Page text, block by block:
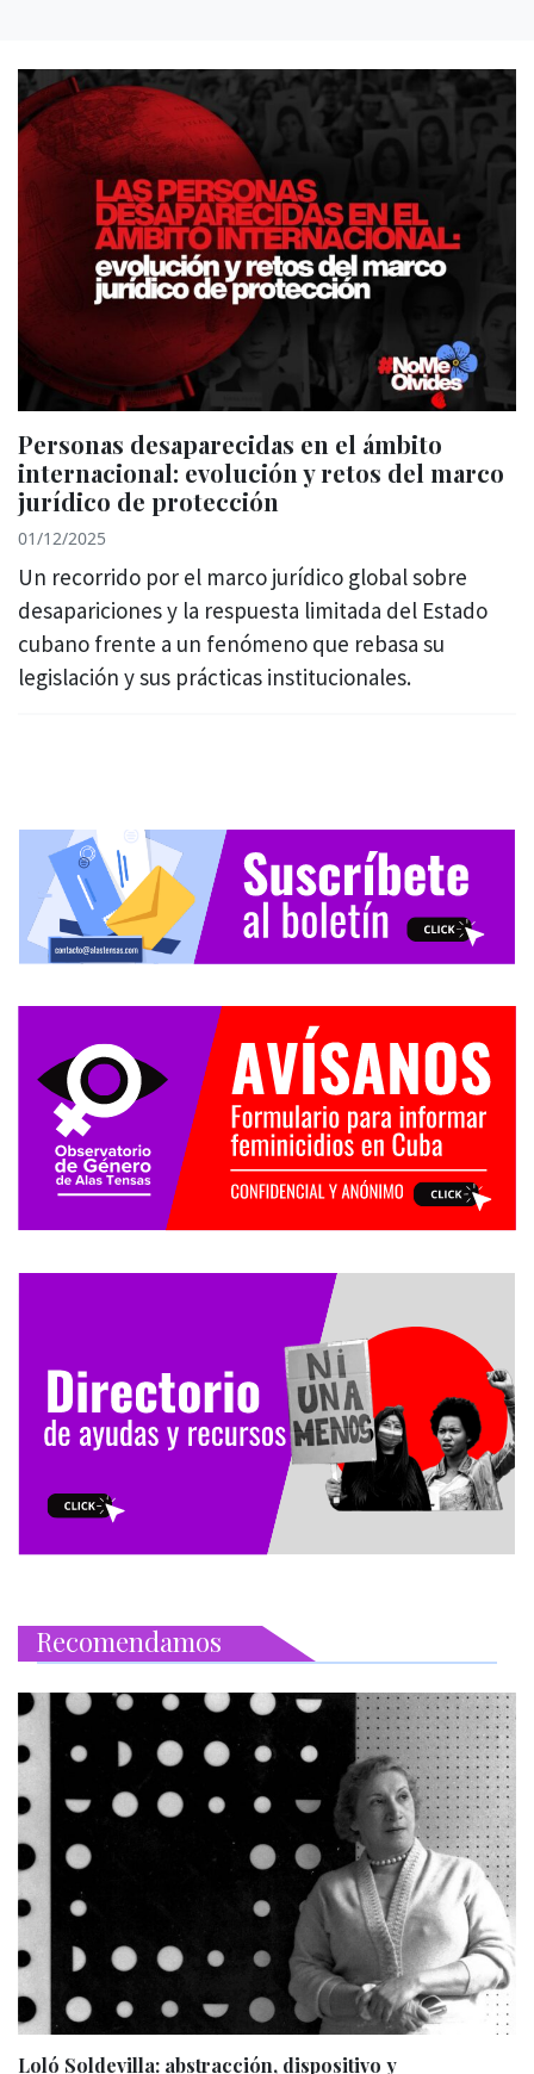
Personas desaparecidas en el ámbito
internacional: evolución y retos del marco
jurídico de protección
01/12/2025
Un recorrido por el marco jurídico global sobre
desapariciones y la respuesta limitada del Estado
cubano frente a un fenómeno que rebasa su
legislación y sus prácticas institucionales.
Recomendamos
Loló Soldevilla: abstracción, dispositivo y